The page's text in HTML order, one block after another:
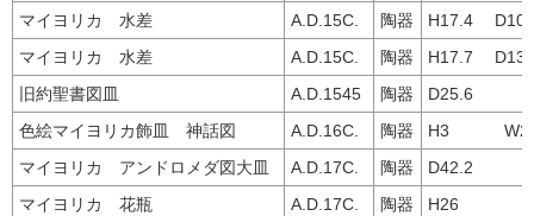
マイヨリカ 水差
A.D.15C. 陶器
H17.4
マイヨリカ 水差
A.D.15C. 陶器
H17.7 D13
旧約聖書図皿
A.D.1545 陶器
D25.6
色絵マイヨリカ飾皿 神話図
A.D.16C. 陶器
H3
マイヨリカ アンドロメダ図大皿
A.D.17C. 陶器
D42.2
マイヨリカ 花瓶
A.D.17C. 陶器
H26